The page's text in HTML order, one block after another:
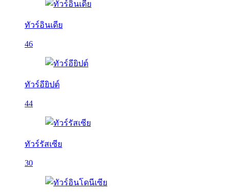
ทัวร์อินเดีย
46
ทัวร์อียิปต์
44
ทัวร์รัสเซีย
30